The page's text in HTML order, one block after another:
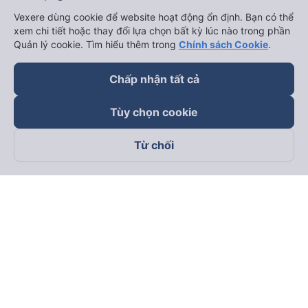
Theo dõi chúng tôi trên
Vexere dùng cookie để website hoạt động ổn định. Bạn có thể
xem chi tiết hoặc thay đổi lựa chọn bất kỳ lúc nào trong phần
Quản lý cookie. Tìm hiểu thêm trong Chính sách Cookie.
Chấp nhận tất cả
Tùy chọn cookie
Từ chối